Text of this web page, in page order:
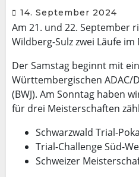
14. September 2024
Am 21. und 22. September
Wildberg-Sulz zwei Läufe
Der Samstag beginnt mit
Württembergischen ADAC/
(BWJ). Am Sonntag haben
für drei Meisterschaften
Schwarzwald Trial-
Trial-Challenge Süd-
Schweizer